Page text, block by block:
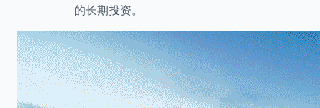
的长期投资。